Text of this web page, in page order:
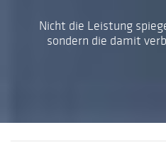
Nicht die Leistung
sondern die damit